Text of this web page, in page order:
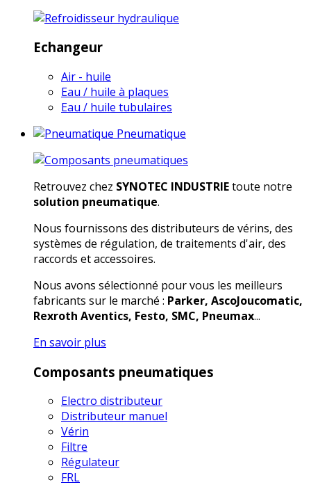
Echangeur
Air - huile
Eau / huile à plaques
Eau / huile tubulaires
Pneumatique
Retrouvez chez SYNOTEC INDUSTRIEtoute notre
solution pneumatique.
Nous fournissons des distributeurs de vérins, des
systèmes de régulation, de traitements d'air, des
raccords et accessoires.
Nous avons sélectionné pour vous les meilleurs
fabricants sur le marché : Parker, AscoJoucomatic,
Rexroth Aventics, Festo, SMC, Pneumax...
En savoir plus
Composants pneumatiques
Electro distributeur
Distributeur manuel
Vérin
Filtre
Régulateur
FRL